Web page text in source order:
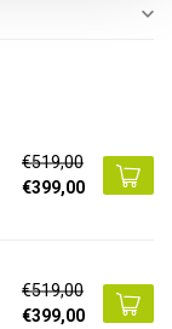
€519,00
€399,00
€519,00
€399,00